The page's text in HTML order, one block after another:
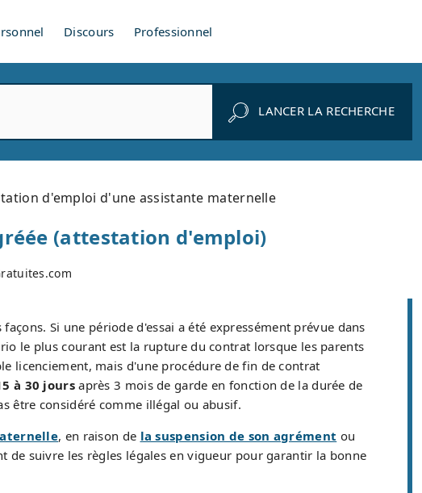
Discours Professionnel
LANCER LA RECHERCHE
d'emploi d'une assistante maternelle
(attestation d'emploi)
Si une période d'essai a été expressément prévue dans
le plus courant est la rupture du contrat lorsque les parents
licenciement, mais d'une procédure de fin de contrat
à 30 joursaprès 3 mois de garde en fonction de la durée de
être considéré comme illégal ou abusif.
, en raison de la suspension de son agrément ou
de suivre les règles légales en vigueur pour garantir la bonne